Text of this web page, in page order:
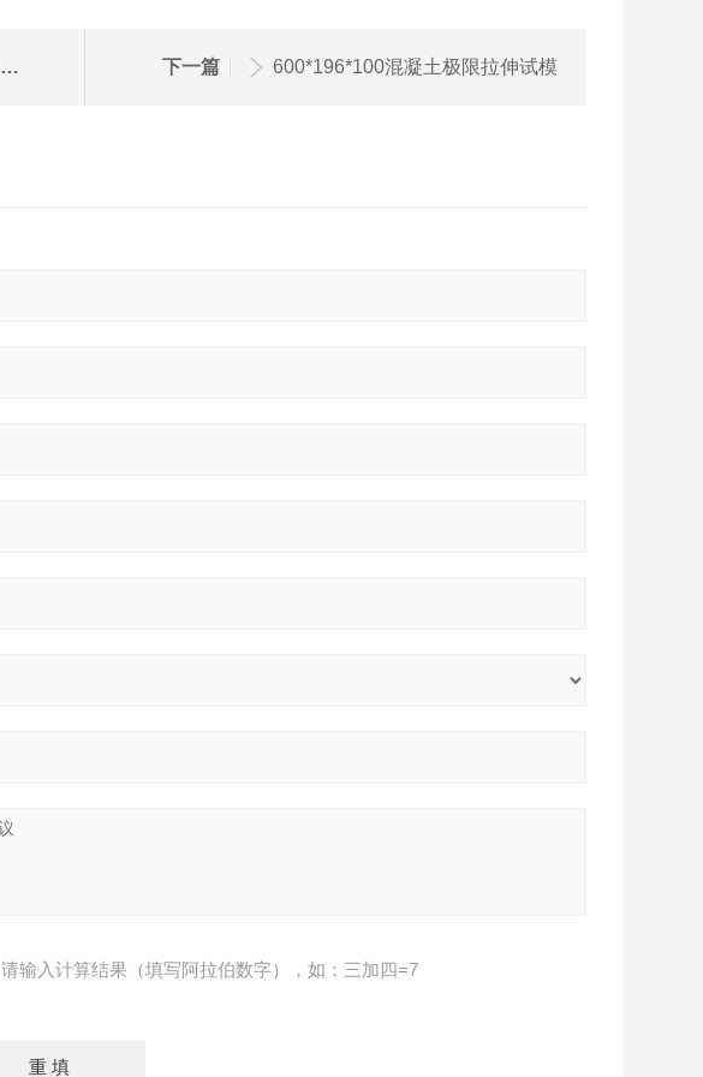
下一篇 600*196*100混凝土极限拉伸试模
请输入计算结果（填写阿拉伯数字），如：三加四=7